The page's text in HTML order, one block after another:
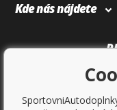
Kde nás nájdete